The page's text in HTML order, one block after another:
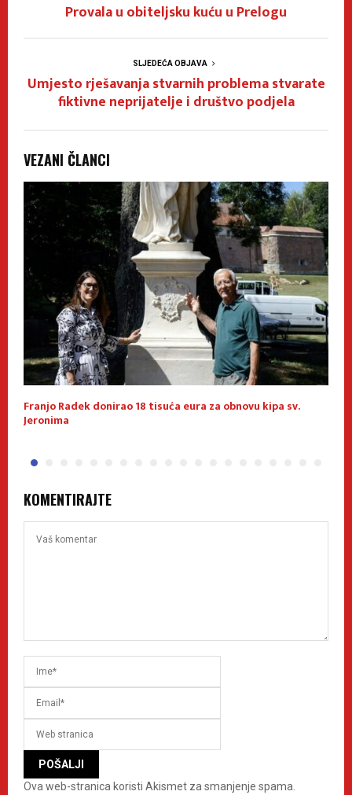
Provala u obiteljsku kuću u Prelogu
SLJEDEĆA OBJAVA
Umjesto rješavanja stvarnih problema stvarate
fiktivne neprijatelje i društvo podjela
VEZANI ČLANCI
Franjo Radek donirao 18 tisuća eura za obnovu kipa sv.
Jeronima
KOMENTIRAJTE
Ova web-stranica koristi Akismet za smanjenje spama.